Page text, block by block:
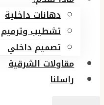
دهانات داخلية
تشطيب وترميم
تصميم داخلي
مقاولات الشرقية
راسلنا